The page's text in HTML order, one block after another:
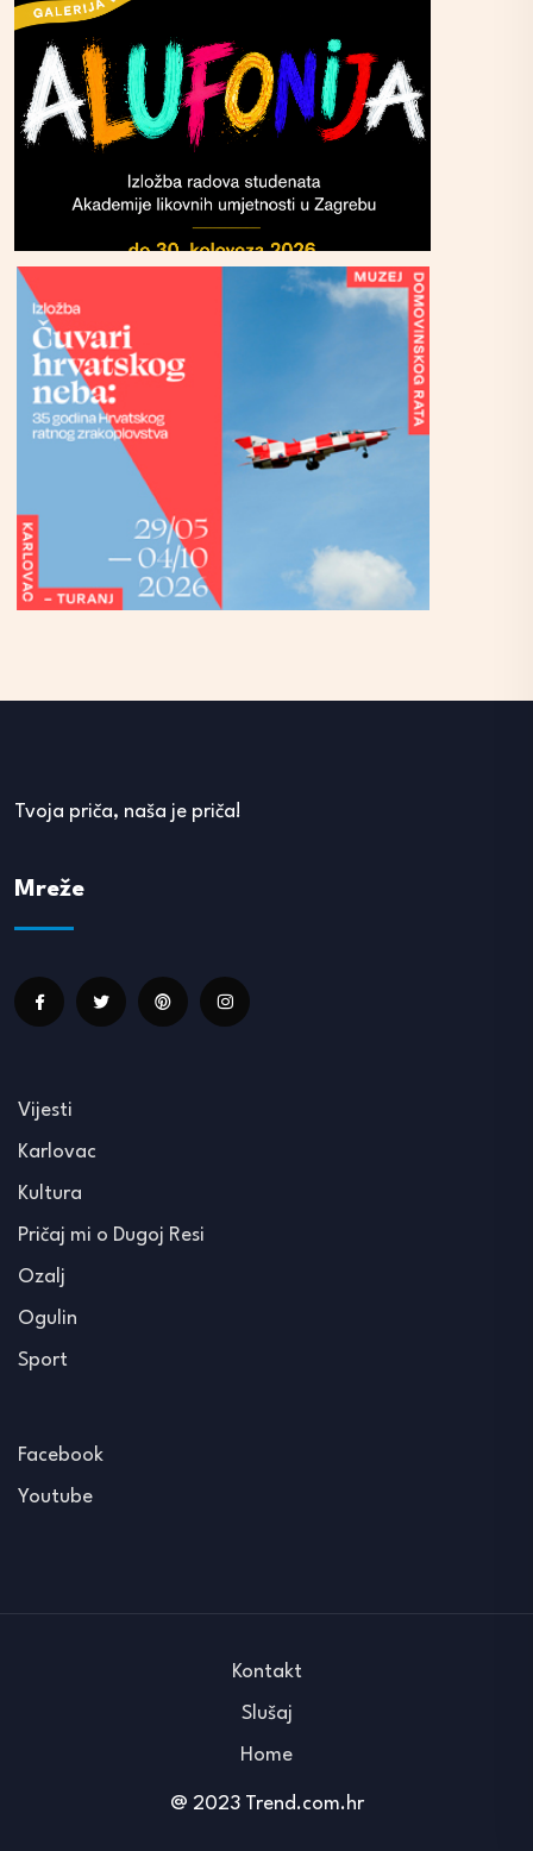
Tvoja priča, naša je priča!
Mreže
Vijesti
Karlovac
Kultura
Pričaj mi o Dugoj Resi
Ozalj
Ogulin
Sport
Facebook
Youtube
@ 2023 Trend.com.hr
Kontakt
Slušaj
Home